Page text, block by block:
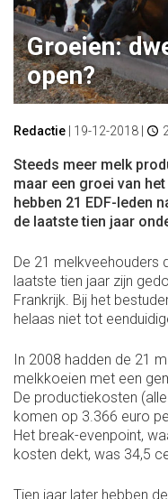
Groeien:
open?
Redactie 19-12-2018
Steeds meer melk
maar een groei van
hebben 21 EDF-leden
de laatste tien jaar
De 21 melkveehouders
laatste tien jaar zijn
Frankrijk. Bij het
helaas niet tot
In 2008 hadden de 21
melkkoeien met een
De productiekosten
komen op 3.366 euro
Het break-evenpoint,
kosten dekt, was 34,5
Tien jaar later hebben